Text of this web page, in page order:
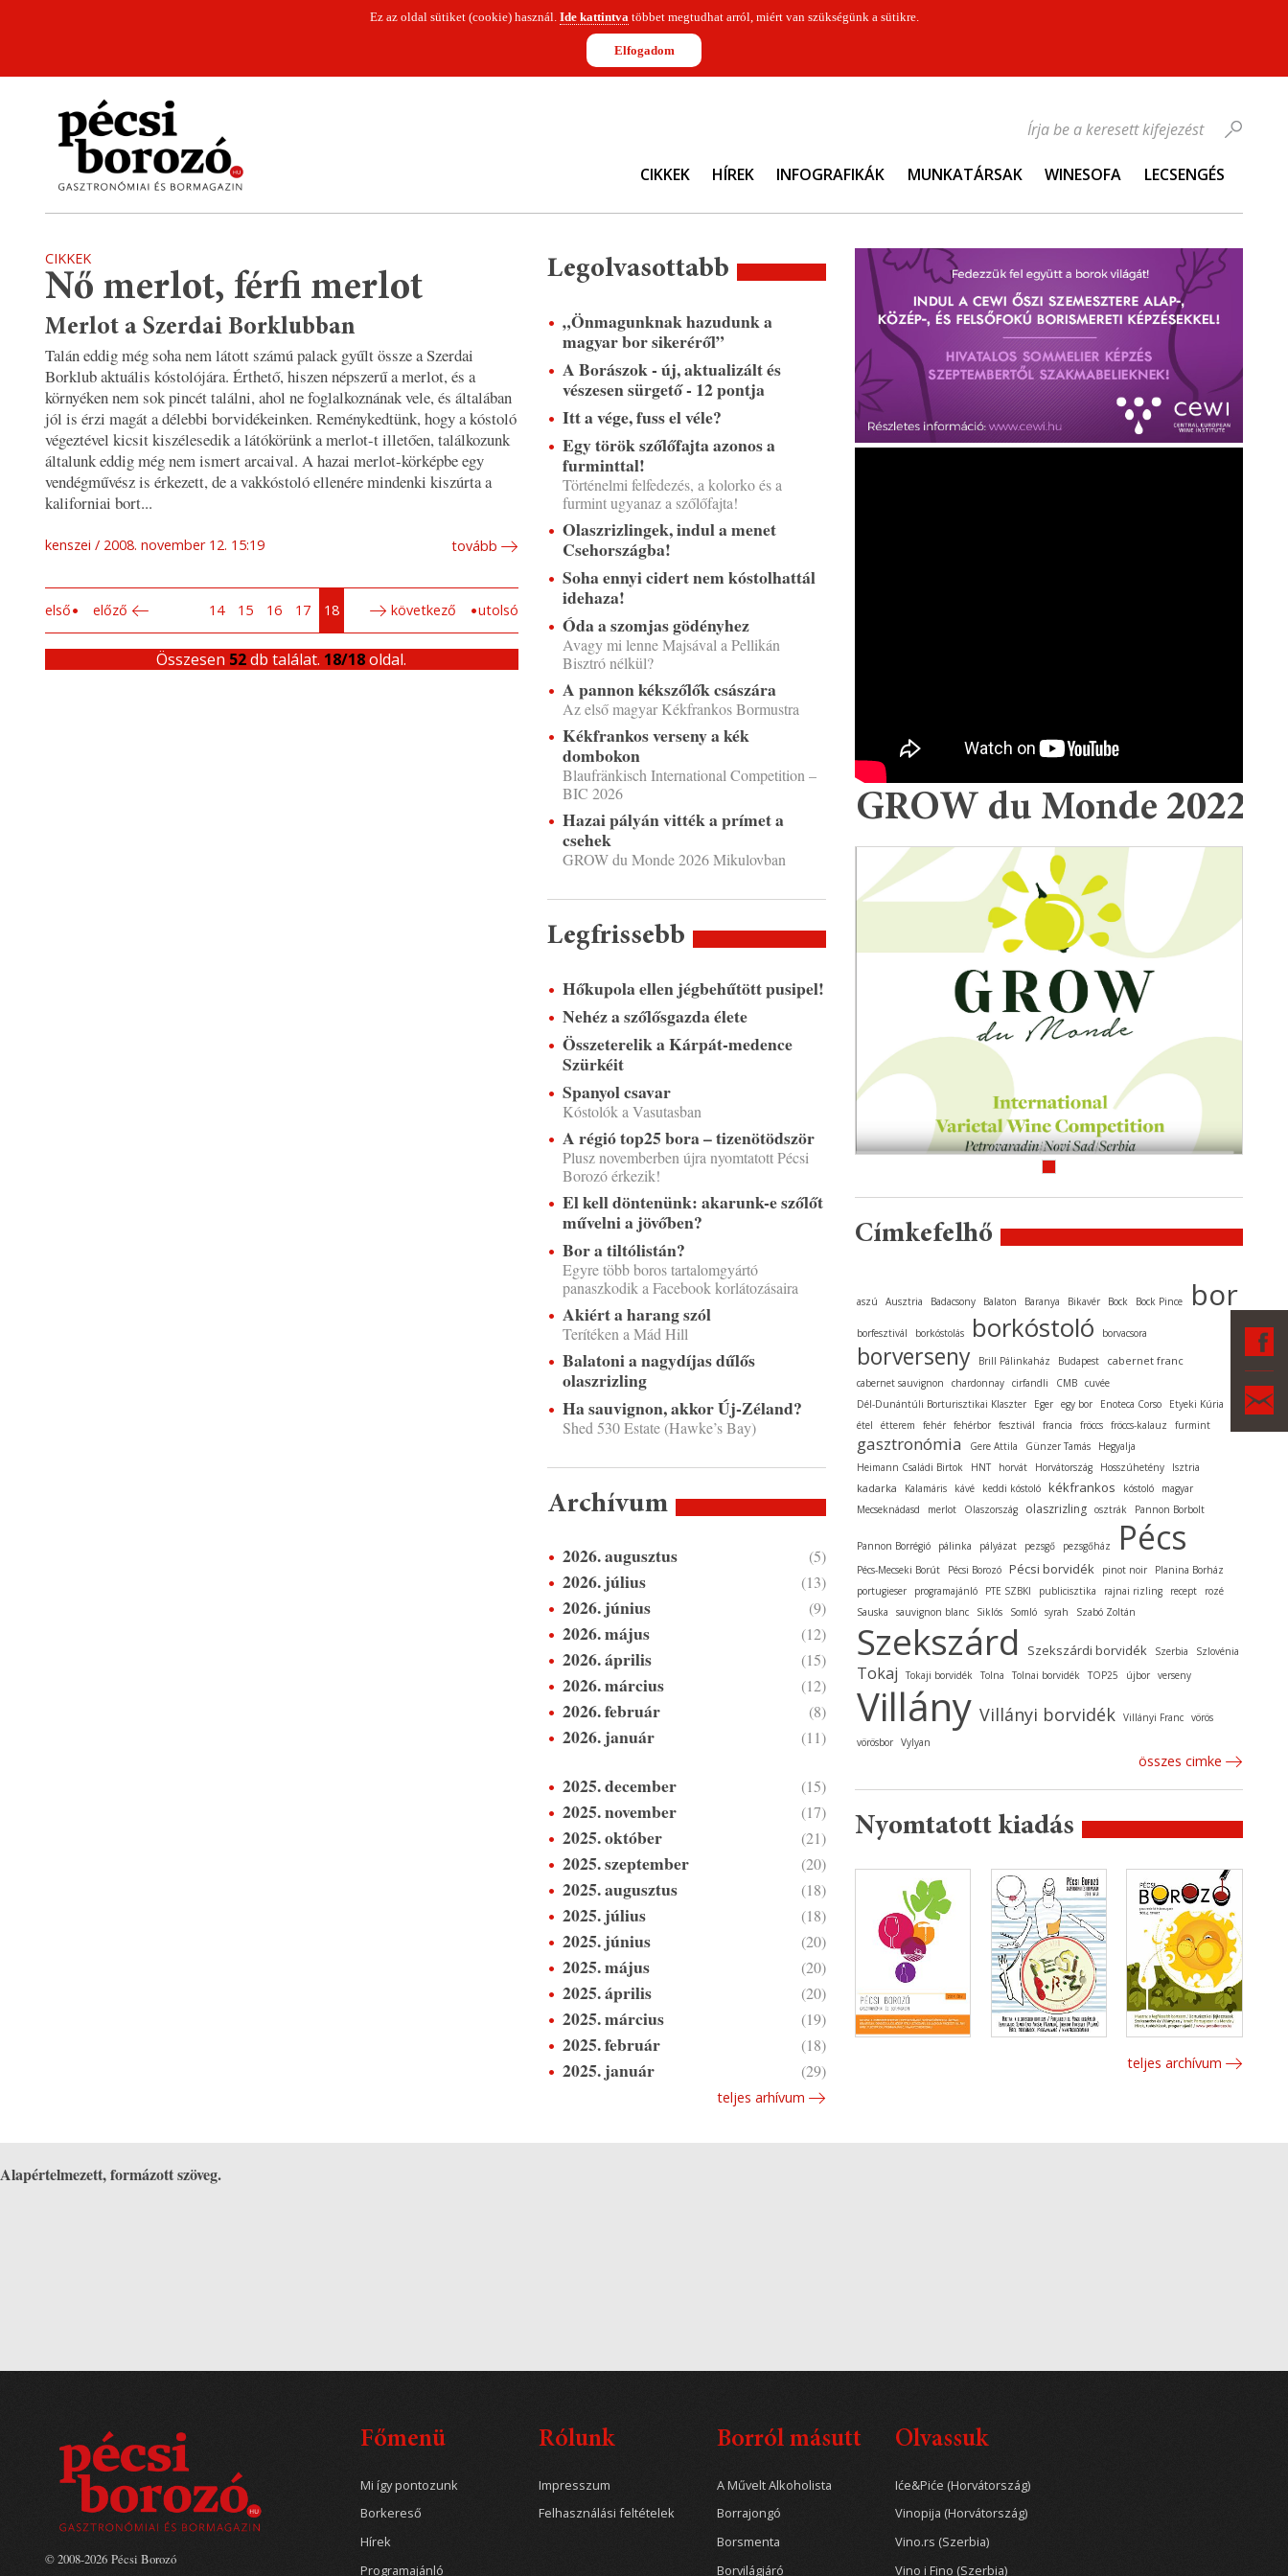
Ez az oldal sütiket (cookie) használ. Ide kattintvatöbbet megtudhat arról, miért van szükségünk a sütikre.
Elfogadom
CIKKEK HÍREK INFOGRAFIKÁK MUNKATÁRSAK WINESOFA LECSENGÉS
Írja be a keresett kifejezést
CIKKEK
Nő merlot, férfi merlot
Merlot a Szerdai Borklubban
Talán eddig még soha nem látott számú palack gyűlt össze a Szerdai
Borklub aktuális kóstolójára. Érthető, hiszen népszerű a merlot, és a
környéken nem sok pincét találni, ahol ne foglalkoznának vele, és általában
jól is érzi magát a délebbi borvidékeinken. Reménykedtünk, hogy a kóstoló
végeztével kicsit kiszélesedik a látókörünk a merlot-t illetően, találkozunk
általunk eddig még nem ismert arcaival. A hazai merlot-körképbe egy
vendégművész is érkezett, de a vakkóstoló ellenére mindenki kiszúrta a
kaliforniai bort...
kenszei 2008. november 12. 15:19 tovább
első előző 14 15 16 17 18 következő utolsó
Összesen 52db találat. 18/18oldal.
Legolvasottabb
„Önmagunknak hazudunk a
magyar bor sikeréről”
A Borászok - új, aktualizált és
vészesen sürgető - 12 pontja
Itt a vége, fuss el véle?
Egy török szőlőfajta azonos a
furminttal!
Történelmi felfedezés, a kolorko és a
furmint ugyanaz a szőlőfajta!
Olaszrizlingek, indul a menet
Csehországba!
Soha ennyi cidert nem kóstolhattál
idehaza!
Óda a szomjas gödényhez
Avagy mi lenne Majsával a Pellikán
Bisztró nélkül?
A pannon kékszőlők császára
Az első magyar Kékfrankos Bormustra
Kékfrankos verseny a kék
dombokon
Blaufränkisch International Competition –
BIC 2026
Hazai pályán vitték a prímet a
csehek
GROW du Monde 2026 Mikulovban
Legfrissebb
Hőkupola ellen jégbehűtött pusipel!
Nehéz a szőlősgazda élete
Összeterelik a Kárpát-medence
Szürkéit
Spanyol csavar
Kóstolók a Vasutasban
A régió top25 bora – tizenötödször
Plusz novemberben újra nyomtatott Pécsi
Borozó érkezik!
El kell döntenünk: akarunk-e szőlőt
művelni a jövőben?
Bor a tiltólistán?
Egyre több boros tartalomgyártó
panaszkodik a Facebook korlátozásaira
Akiért a harang szól
Terítéken a Mád Hill
Balatoni a nagydíjas dűlős
olaszrizling
Ha sauvignon, akkor Új-Zéland?
Shed 530 Estate (Hawke’s Bay)
Archívum
2026. augusztus (5)
2026. július (13)
2026. június (9)
2026. május (12)
2026. április (15)
2026. március (12)
2026. február (8)
2026. január (11)
2025. december (15)
2025. november (17)
2025. október (21)
2025. szeptember (20)
2025. augusztus (18)
2025. július (18)
2025. június (20)
2025. május (20)
2025. április (20)
2025. március (19)
2025. február (18)
2025. január (29)
teljes arhívum
GROW du Monde 2022
Címkefelhő
aszú Ausztria Badacsony Balaton Baranya Bikavér Bock Bock Pince bor
borfesztivál borkóstolás borkóstoló borvacsora
borverseny Brill Pálinkaház Budapest cabernet franc
cabernet sauvignon chardonnay cirfandli CMB cuvée
Dél-Dunántúli Borturisztikai Klaszter
Eger egy bor Enoteca Corso
Etyeki Kúria
étel
étterem fehér fehérbor fesztivál francia fröccs fröccs-kalauz furmint
gasztronómia Gere Attila Günzer Tamás
Hegyalja
Heimann Családi Birtok
HNT horvát Horvátország Hosszúhetény Isztria
kadarka Kalamáris kávé keddi kóstoló kékfrankos kóstoló
magyar
Mecseknádasd
merlot Olaszország olaszrizling osztrák Pannon Borbolt
Pannon Borrégió pálinka pályázat pezsgő pezsgőház Pécs
Pécs-Mecseki Borút Pécsi Borozó Pécsi borvidék pinot noir
Planina Borház
portugieser
programajánló PTE SZBKI publicisztika rajnai rizling recept
rozé
Sauska
sauvignon blanc Siklós Somló syrah Szabó Zoltán
Szekszárd Szekszárdi borvidék Szerbia Szlovénia
Tokaj Tokaji borvidék Tolna Tolnai borvidék TOP25 újbor verseny
Villány Villányi borvidék Villányi Franc vörös
vörösbor Vylyan
összes cimke
Nyomtatott kiadás
teljes archívum
Alapértelmezett, formázott szöveg.
Főmenü
Mi így pontozunk
Borkereső
Hírek
Programajánló
Rólunk
Impresszum
Felhasználási feltételek
Borról másutt
A Művelt Alkoholista
Borrajongó
Borsmenta
Borvilágjáró
Olvassuk
Iće&Piće (Horvátország)
Vinopija (Horvátország)
Vino.rs (Szerbia)
Vino i Fino (Szerbia)
© 2008-2026 Pécsi Borozó